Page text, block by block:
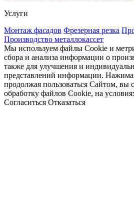
Услуги
Монтаж фасадов Фрезерная резка
Производство металлокассет
Мы используем файлы Cookie и
сбора и анализа информации о
также для улучшения и
представлений информации.
продолжая пользоваться Сайтом, вы
обработку файлов Cookie, на
Согласиться Отказаться